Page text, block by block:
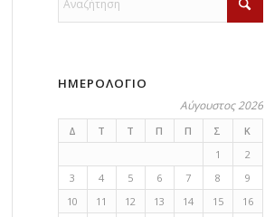
ΗΜΕΡΟΛΟΓΙΟ
Αύγουστος 2026
Δ Τ Τ Π Π Σ
Κ
1
2
3
4 5 6 7 8
9
10
11 12 13 14 15
16